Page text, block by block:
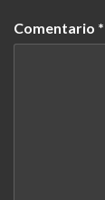
Comentario *